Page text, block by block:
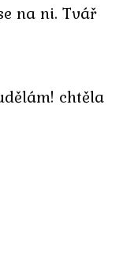
na ni. Tvář
chtěla